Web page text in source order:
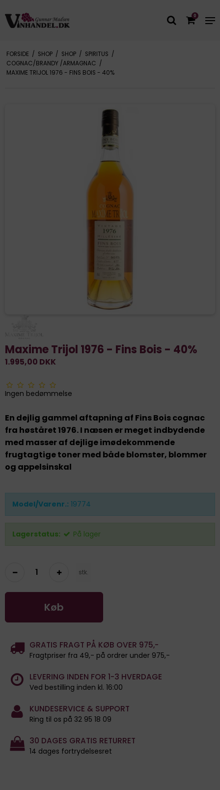
0
FORSIDE / SHOP / SHOP / SPIRITUS /
COGNAC/BRANDY /ARMAGNAC /
MAXIME TRIJOL 1976 - FINS BOIS - 40%
Maxime Trijol 1976 - Fins Bois - 40%
1.995,00 DKK
Ingen bedømmelse
En dejlig gammel aftapning af Fins Bois cognac
fra høståret 1976. I næsen er meget indbydende
med masser af dejlige imødekommende
frugtagtige toner med både blomster, blommer
og appelsinskal
Model/Varenr.: 19774
Lagerstatus: På lager
stk.
Køb
GRATIS FRAGT PÅ KØB OVER 975,-
Fragtpriser fra 49,- på ordrer under 975,-
LEVERING INDEN FOR 1-3 HVERDAGE
Ved bestilling inden kl. 16:00
KUNDESERVICE & SUPPORT
Ring til os på 32 95 18 09
30 DAGES GRATIS RETURRET
14 dages fortrydelsesret